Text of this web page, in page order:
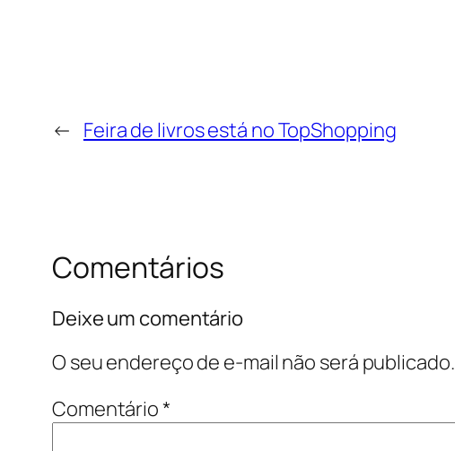
← Feira de livros está no TopShopping
Comentários
Deixe um comentário
O seu endereço de e-mail não será publicado.
Comentário*